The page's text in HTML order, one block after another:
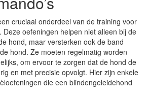
cruciaal onderdeel van de training voor
Deze oefeningen helpen niet alleen bij de
hond, maar versterken ook de band
hond. Ze moeten regelmatig worden
om ervoor te zorgen dat de hond de
en met precisie opvolgt. Hier zijn enkele
die een blindengeleidehond